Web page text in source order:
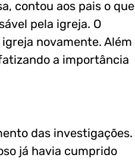
contou aos pais o que
pela igreja. O
novamente. Além
a importância
das investigações.
já havia cumprido